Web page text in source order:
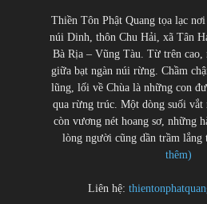
Thiền Tôn Phật Quang tọa lạc
núi Dinh, thôn Chu Hải, xã Tân
Bà Rịa – Vũng Tàu. Từ trên cao,
giữa bạt ngàn núi rừng. Chầm
lũng, lối về Chùa là những con
qua rừng trúc. Một dòng suối vắt
còn vương nét hoang sơ, những
lòng người cũng dần trầm
thêm)
Liên hệ: